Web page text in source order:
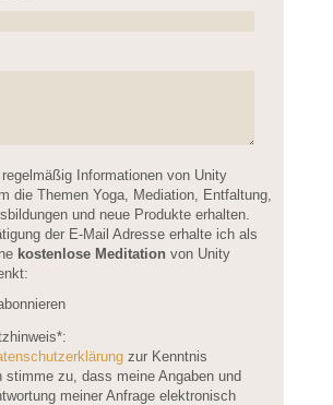
field empty.Informationen von Unity
die Themen Yoga, Mediation, Entfaltung,
und neue Produkte erhalten.
der E-Mail Adresse erhalte ich als
kostenlose Meditation von Unity
*:
zur Kenntnis
stimme zu, dass meine Angaben und
meiner Anfrage elektronisch